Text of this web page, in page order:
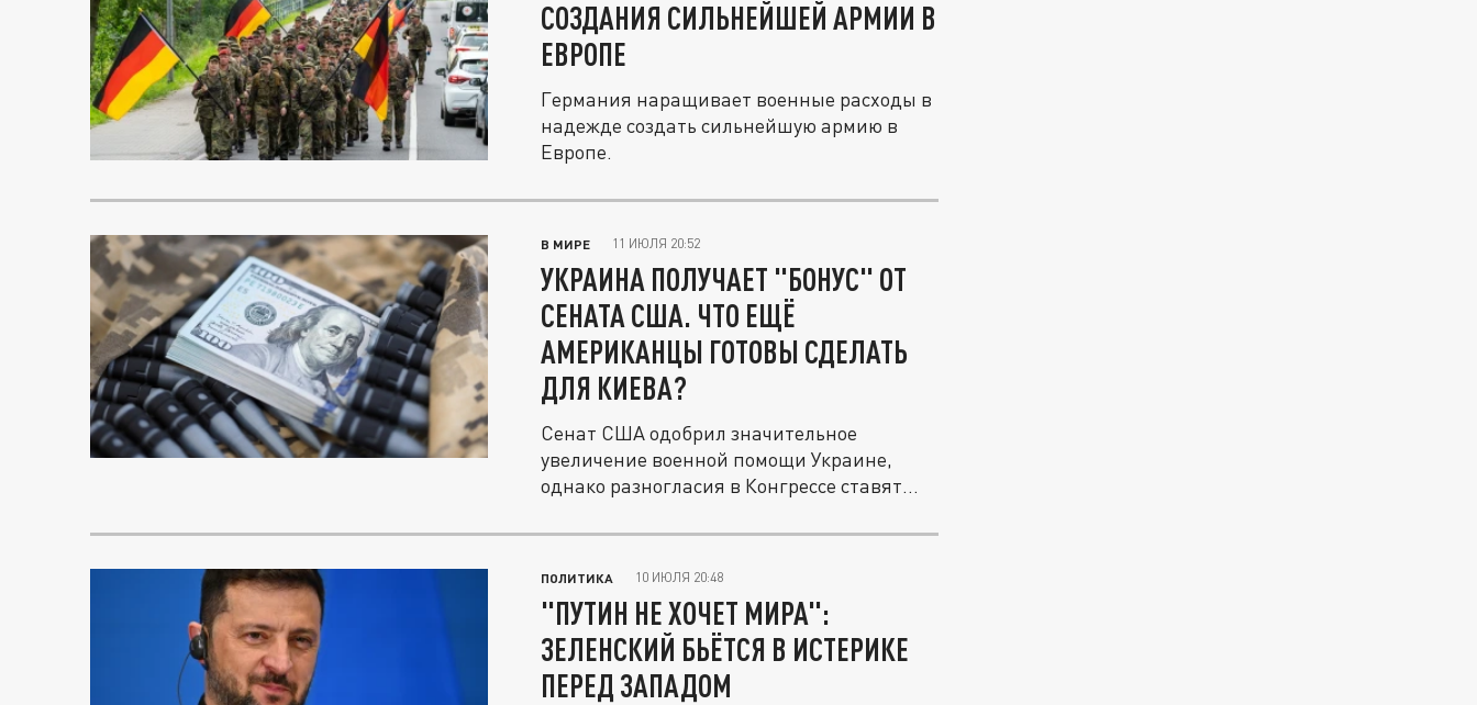
СОЗДАНИЯ СИЛЬНЕЙШЕЙ АРМИИ В
ЕВРОПЕ
Германия наращивает военные расходы в
надежде создать сильнейшую армию в
Европе.
В МИРЕ 11 ИЮЛЯ 20:52
УКРАИНА ПОЛУЧАЕТ "БОНУС" ОТ
СЕНАТА США. ЧТО ЕЩЁ
АМЕРИКАНЦЫ ГОТОВЫ СДЕЛАТЬ
ДЛЯ КИЕВА?
Сенат США одобрил значительное
увеличение военной помощи Украине,
однако разногласия в Конгрессе ставят
ПОЛИТИКА 10 ИЮЛЯ 20:48
"ПУТИН НЕ ХОЧЕТ МИРА":
ЗЕЛЕНСКИЙ БЬЁТСЯ В ИСТЕРИКЕ
ПЕРЕД ЗАПАДОМ